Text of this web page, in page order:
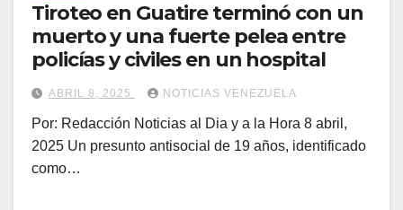
Tiroteo en Guatire terminó con un
muerto y una fuerte pelea entre
policías y civiles en un hospital
ABRIL 8, 2025 NOTICIAS VENEZUELA
Por: Redacción Noticias al Dia y a la Hora 8 abril,
2025 Un presunto antisocial de 19 años, identificado
como…